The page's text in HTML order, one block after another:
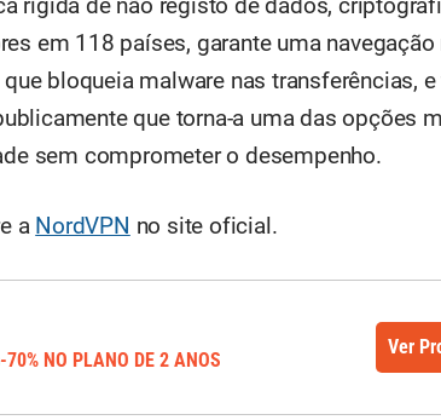
rígida de não registo de dados,
em 118 países, garante uma navegação
bloqueia malware nas transferências,
que torna-a uma das opções
sem comprometer o desempenho.
a NordVPN no site oficial.
-70% NO PLANO DE 2 ANOS
Ver